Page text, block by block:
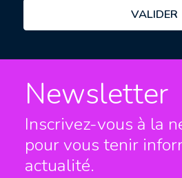
Newsletter
Inscrivez-vous à la
pour vous tenir
actualité.